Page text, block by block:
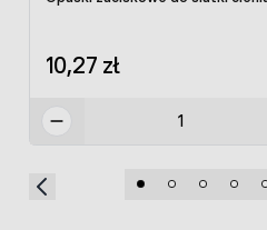
10,27 zł